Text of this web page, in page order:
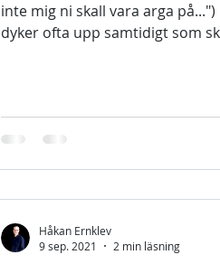
inte mig ni skall vara arga
dyker ofta upp samtidigt som
Håkan Ernklev
9 sep. 2021
2 min läsning